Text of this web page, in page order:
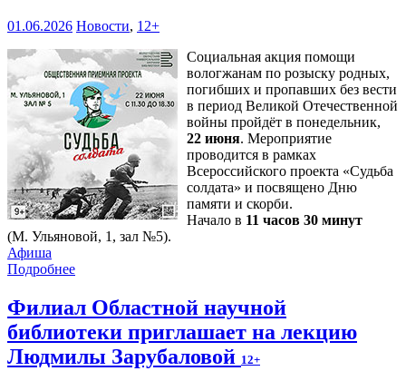
01.06.2026 Новости, 12+
Социальная акция помощи
вологжанам по розыску родных,
погибших и пропавших без вести
в период Великой Отечественной
войны пройдёт в понедельник,
22 июня. Мероприятие
проводится в рамках
Всероссийского проекта «Судьба
солдата» и посвящено Дню
памяти и скорби.
Начало в 11 часов 30 минут
(М. Ульяновой, 1, зал №5).
Афиша
Подробнее
Филиал Областной научной
библиотеки приглашает на лекцию
Людмилы Зарубаловой 12+